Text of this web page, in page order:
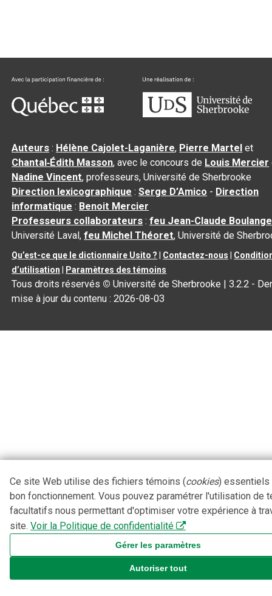
Auteurs : Hélène Cajolet-Laganière, Pierre Martel et
Chantal‑Édith Masson, avec le concours de Louis Mercier
Nadine Vincent, professeurs, Université de Sherbrooke
Direction lexicographique :Serge D’Amico - Direction
informatique : Benoit Mercier
Professeurs collaborateurs :feu Jean-Claude
Université Laval,feu Michel Théoret, Université de
Qu’est-ce que le dictionnaire Usito ? Contactez-nous
d’utilisation
Paramètres des témoins
Tous droits réservés © Université de Sherbrooke |3.2.2 -
mise à jour du contenu :2026-08-03
Ce site Web utilise des fichiers témoins (cookies) essentiels
bon fonctionnement. Vous pouvez paramétrer l'utilisation de
facultatifs nous permettant d'optimiser votre expérience à
site. Voir la Politique de confidentialité
Gérer les paramètres
Autoriser tout